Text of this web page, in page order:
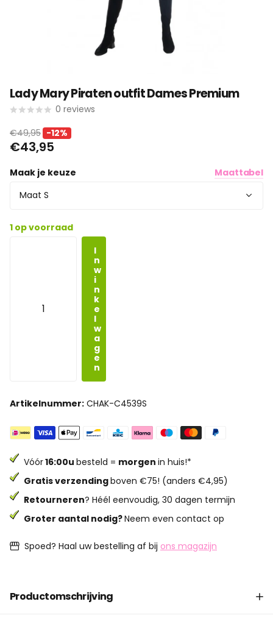
Lady Mary Piraten outfit Dames Premium
0 reviews
€49,95 -12%
€43,95
Maak je keuze Maattabel
1 op voorraad
I
n
w
i
n
k
e
l
w
a
g
e
n
Artikelnummer: CHAK-C4539S
Vóór16:00u besteld = morgen in huis!*
Gratis verzendingboven €75! (anders €4,95)
Retourneren? Héél eenvoudig, 30 dagen termijn
Groter aantal nodig?Neem even contact op
Spoed? Haal uw bestelling af bij ons magazijn
Productomschrijving